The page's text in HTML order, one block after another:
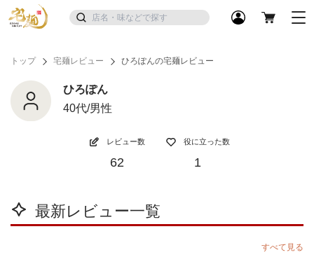
トップ 宅麺レビュー ひろぽんの宅麺レビュー
ひろぽん
40代/男性
レビュー数
62
役に立った数
1
最新レビュー一覧
すべて見る